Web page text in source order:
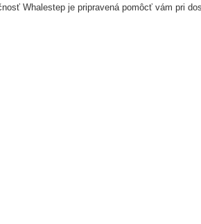
Whalestep je pripravená pomôcť vám pri